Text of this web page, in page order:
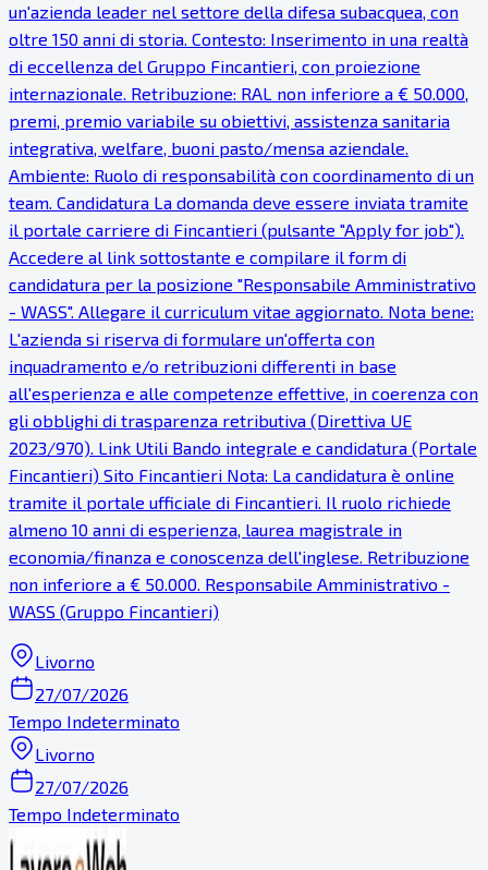
un'azienda leader nel settore della difesa subacquea, con
oltre 150 anni di storia. Contesto: Inserimento in una realtà
di eccellenza del Gruppo Fincantieri, con proiezione
internazionale. Retribuzione: RAL non inferiore a € 50.000,
premi, premio variabile su obiettivi, assistenza sanitaria
integrativa, welfare, buoni pasto/mensa aziendale.
Ambiente: Ruolo di responsabilità con coordinamento di un
team. Candidatura La domanda deve essere inviata tramite
il portale carriere di Fincantieri (pulsante "Apply for job").
Accedere al link sottostante e compilare il form di
candidatura per la posizione "Responsabile Amministrativo
- WASS". Allegare il curriculum vitae aggiornato. Nota bene:
L'azienda si riserva di formulare un'offerta con
inquadramento e/o retribuzioni differenti in base
all'esperienza e alle competenze effettive, in coerenza con
gli obblighi di trasparenza retributiva (Direttiva UE
2023/970). Link Utili Bando integrale e candidatura (Portale
Fincantieri) Sito Fincantieri Nota: La candidatura è online
tramite il portale ufficiale di Fincantieri. Il ruolo richiede
almeno 10 anni di esperienza, laurea magistrale in
economia/finanza e conoscenza dell'inglese. Retribuzione
non inferiore a € 50.000. Responsabile Amministrativo -
WASS (Gruppo Fincantieri)
Livorno
27/07/2026
Tempo Indeterminato
Livorno
27/07/2026
Tempo Indeterminato